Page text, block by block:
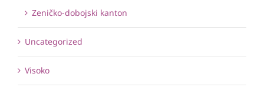
Zeničko-dobojski kanton
Uncategorized
Visoko